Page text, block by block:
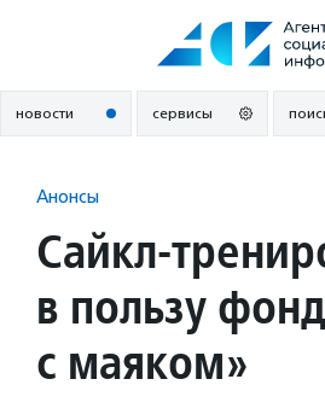
новости сервисы
Анонсы
Сайкл-
в пользу
с маяком»